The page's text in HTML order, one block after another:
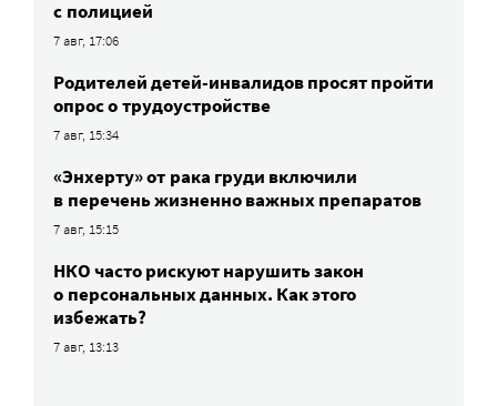
с полицией
7 авг, 17:06
Родителей детей-инвалидов просят пройти
опрос о трудоустройстве
7 авг, 15:34
«Энхерту» от рака груди включили
в перечень жизненно важных препаратов
7 авг, 15:15
НКО часто рискуют нарушить закон
о персональных данных. Как этого
избежать?
7 авг, 13:13